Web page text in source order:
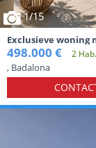
1/15
Exclusieve woning
panoramisch
498.000 € 2
, Badalona